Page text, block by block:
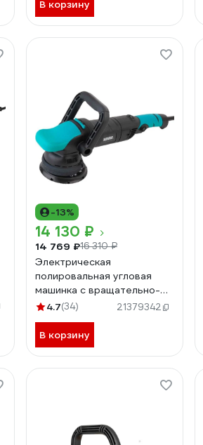
В корзину
-13%
14 130 ₽
14 769 ₽16 310 ₽
Электрическая
полировальная угловая
машинка с вращательно-
орбитальным типом Hanko
4.7(34) 21379342
В корзину